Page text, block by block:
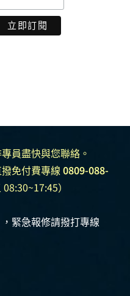
員盡快與您聯絡。
免付費專線 0809-088-
）
緊急報修請撥打專線